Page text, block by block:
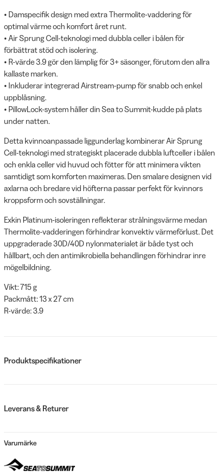
• Damspecifik design med extra Thermolite-vaddering för
optimal värme och komfort året runt.
• Air Sprung Cell-teknologi med dubbla celler i bålen för
förbättrat stöd och isolering.
• R-värde 3.9 gör den lämplig för 3+ säsonger, förutom den allra
kallaste marken.
• Inkluderar integrerad Airstream-pump för snabb och enkel
uppblåsning.
• PillowLock-system håller din Sea to Summit-kudde på plats
under natten.
Detta kvinnoanpassade liggunderlag kombinerar Air Sprung
Cell-teknologi med strategiskt placerade dubbla luftceller i bålen
och enkla celler vid huvud och fötter för att minimera vikten
samtidigt som komforten maximeras. Den smalare designen vid
axlarna och bredare vid höfterna passar perfekt för kvinnors
kroppsform och sovställningar.
Exkin Platinum-isoleringen reflekterar strålningsvärme medan
Thermolite-vadderingen förhindrar konvektiv värmeförlust. Det
uppgraderade 30D/40D nylonmaterialet är både tyst och
hållbart, och den antimikrobiella behandlingen förhindrar inre
mögelbildning.
Vikt: 715 g
Packmått: 13 x 27 cm
R-värde: 3.9
Produktspecifikationer
Leverans & Returer
Varumärke